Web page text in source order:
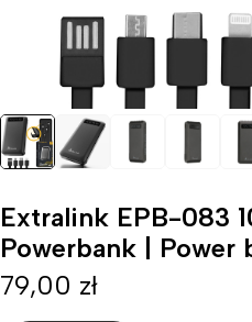
Extralink EPB-083
Powerbank | Power
79,00 zł